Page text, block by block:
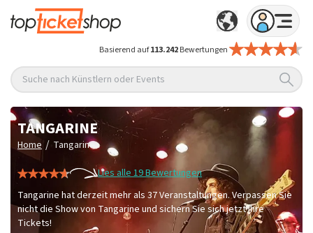
Basierend auf113.242Bewertungen
Suche nach Künstlern oder Events
TANGARINE
Home / Tangarine
Lies alle 19 Bewertungen
Tangarine hat derzeit mehr als 37 Veranstaltungen. Verpassen Sie
nicht die Show von Tangarine und sichern Sie sich jetzt Ihre
Tickets!